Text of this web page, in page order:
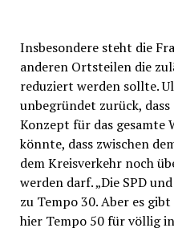
Insbesondere steht die
anderen Ortsteilen die
reduziert werden sollte.
unbegründet zurück, dass
Konzept für das gesamte
könnte, dass zwischen
dem Kreisverkehr noch
werden darf. „Die SPD
zu Tempo 30. Aber es
hier Tempo 50 für völlig